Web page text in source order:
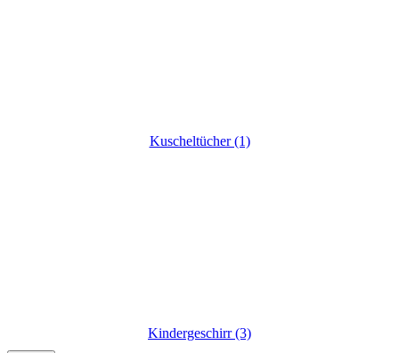
Kuscheltücher (1)
Kindergeschirr (3)